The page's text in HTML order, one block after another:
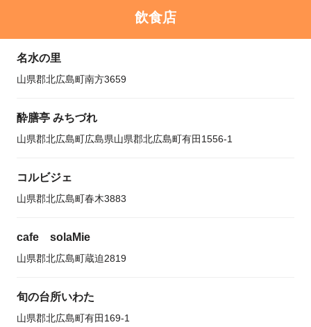
飲食店
名水の里
山県郡北広島町南方3659
酔膳亭 みちづれ
山県郡北広島町広島県山県郡北広島町有田1556-1
コルビジェ
山県郡北広島町春木3883
cafe solaMie
山県郡北広島町蔵迫2819
旬の台所いわた
山県郡北広島町有田169-1